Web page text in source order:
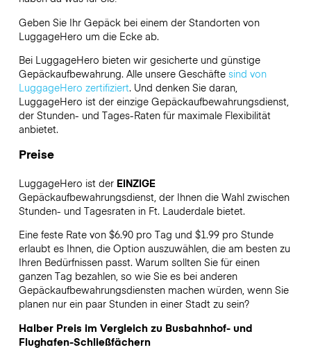
Geben Sie Ihr Gepäck bei einem der Standorten von
LuggageHero um die Ecke ab.
Bei LuggageHero bieten wir gesicherte und günstige
Gepäckaufbewahrung. Alle unsere Geschäfte sind von
LuggageHero zertifiziert. Und denken Sie daran,
LuggageHero ist der einzige Gepäckaufbewahrungsdienst,
der Stunden- und Tages-Raten für maximale Flexibilität
anbietet.
Preise
LuggageHero ist der EINZIGE
Gepäckaufbewahrungsdienst, der Ihnen die Wahl zwischen
Stunden- und Tagesraten in Ft. Lauderdale bietet.
Eine feste Rate von $6.90 pro Tag und $1.99 pro Stunde
erlaubt es Ihnen, die Option auszuwählen, die am besten zu
Ihren Bedürfnissen passt. Warum sollten Sie für einen
ganzen Tag bezahlen, so wie Sie es bei anderen
Gepäckaufbewahrungsdiensten machen würden, wenn Sie
planen nur ein paar Stunden in einer Stadt zu sein?
Halber Preis im Vergleich zu Busbahnhof- und
Flughafen-Schließfächern